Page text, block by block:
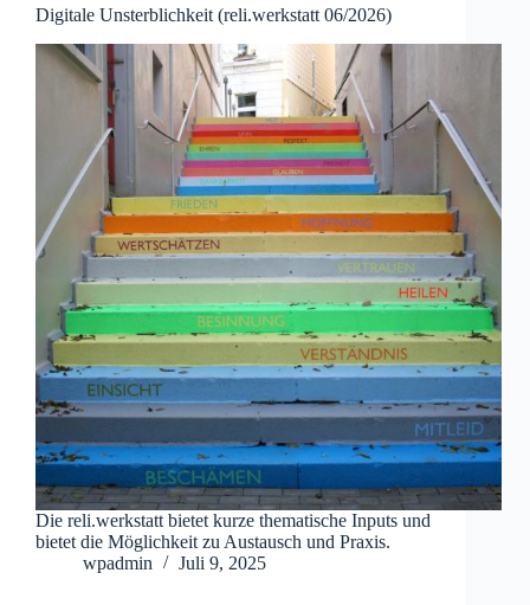
Digitale Unsterblichkeit (reli.werkstatt 06/2026)
Die reli.werkstatt bietet kurze thematische Inputs und
bietet die Möglichkeit zu Austausch und Praxis.
wpadmin
Juli 9, 2025